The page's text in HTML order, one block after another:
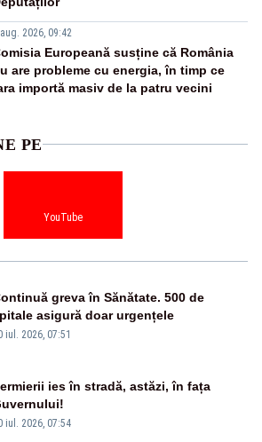
2026, 09:42
Europeană susține că România
are probleme cu energia, în timp ce
importă masiv de la patru vecini
PE
YouTube
greva în Sănătate. 500 de
asigură doar urgențele
iul. 2026, 07:51
ies în stradă, astăzi, în fața
iul. 2026, 07:54